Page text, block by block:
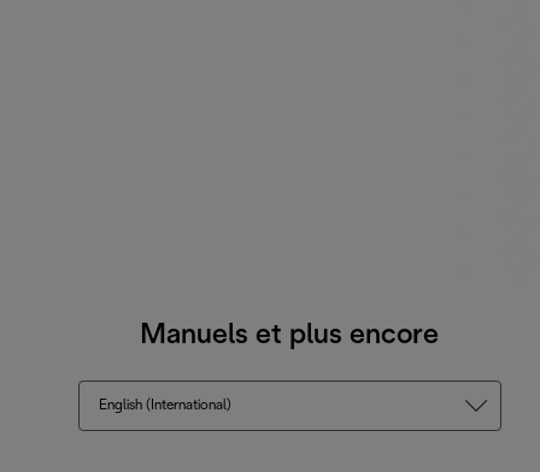
Manuels et plus encore
English (International)